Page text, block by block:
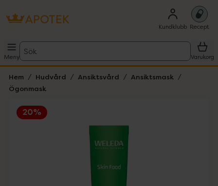
Kundklubb Recept
Meny
Sök
Varukorg
Hem Hudvård Ansiktsvård
Ansiktsmask
Ögonmask
20%
Lista: . Innehåller 1 objekt.